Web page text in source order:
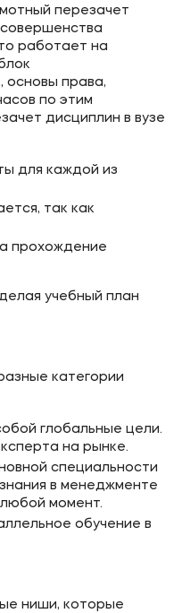
перезачет
работает на
основы права,
по этим
дисциплин в вузе
для каждой из
так как
прохождение
учебный план
категории
глобальные цели.
на рынке.
специальности
в менеджменте
момент.
обучение в
ниши, которые